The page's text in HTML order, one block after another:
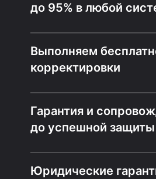
до 95% в любой
Выполняем
корректировки
Гарантия и
до успешной защиты
Юридические